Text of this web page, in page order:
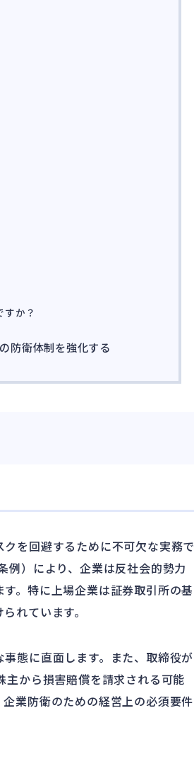
か？
防衛体制を強化する
を回避するために不可欠な実務で
条例）により、企業は反社会的勢力
。特に上場企業は証券取引所の基
れています。
態に直面します。また、取締役が
主から損害賠償を請求される可能
業防衛のための経営上の必須要件